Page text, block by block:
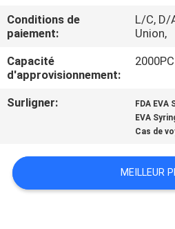
DU
SITE
PRIVACY
Conditions de
paiement:
L/C, D/
Union,
Capacité
d'approvisionnement:
Surligner: FDA EVA
EVA
Cas de
MEILLEUR